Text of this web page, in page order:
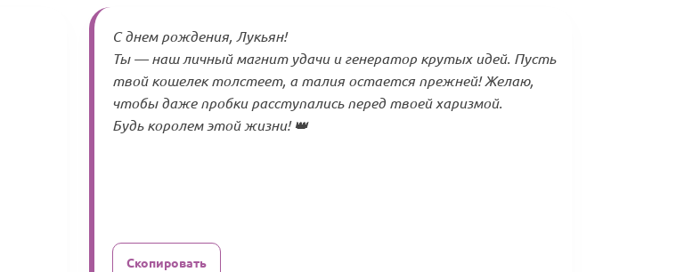
С днем рождения, Лукьян!
Ты — наш личный магнит удачи и генератор крутых идей. Пусть
твой кошелек толстеет, а талия остается прежней! Желаю,
чтобы даже пробки расступались перед твоей харизмой.
Будь королем этой жизни! 👑
Скопировать